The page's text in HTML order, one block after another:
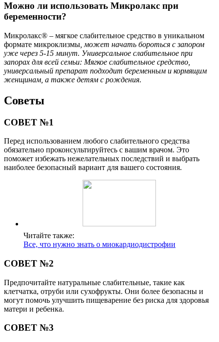
Можно ли использовать Микролакс при
беременности?
Микролакс® – мягкое слабительное средство в уникальном
формате микроклизмы , может начать бороться с запором
уже через 5-15 минут. Универсальное слабительное при
запорах для всей семьи: Мягкое слабительное средство,
универсальный препарат подходит беременным и кормящим
женщинам, а также детям с рождения.
Советы
СОВЕТ №1
Перед использованием любого слабительного средства
обязательно проконсультируйтесь с вашим врачом. Это
поможет избежать нежелательных последствий и выбрать
наиболее безопасный вариант для вашего состояния.
Читайте также:
Все, что нужно знать о миокардиодистрофии
СОВЕТ №2
Предпочитайте натуральные слабительные, такие как
клетчатка, отруби или сухофрукты. Они более безопасны и
могут помочь улучшить пищеварение без риска для здоровья
матери и ребенка.
СОВЕТ №3